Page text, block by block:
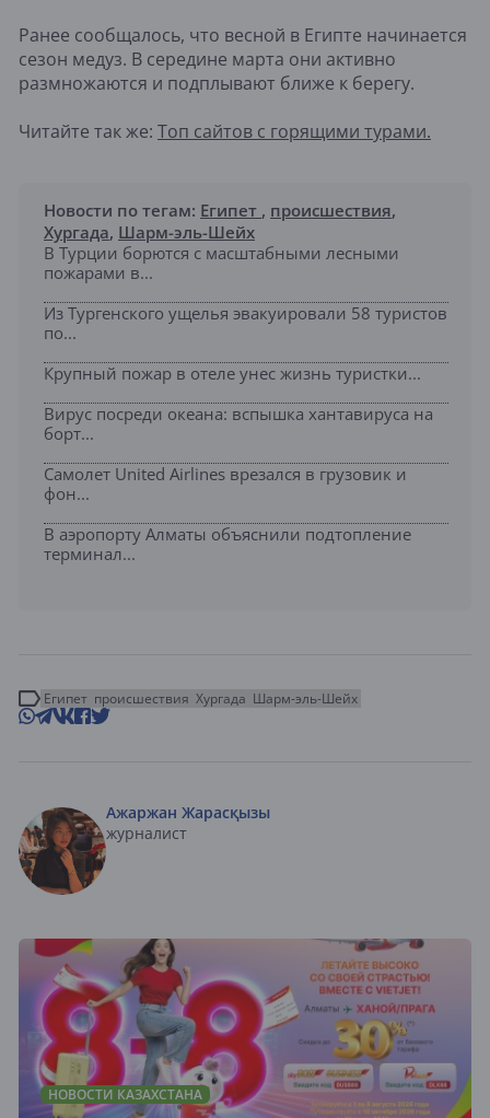
Ранее сообщалось, что весной в Египте начинается
сезон медуз. В середине марта они активно
размножаются и подплывают ближе к берегу.
Читайте так же: Топ сайтов с горящими турами.
Новости по тегам: Египет , происшествия,
Хургада, Шарм-эль-Шейх
В Турции борются с масштабными лесными
пожарами в...
Из Тургенского ущелья эвакуировали 58 туристов
по...
Крупный пожар в отеле унес жизнь туристки...
Вирус посреди океана: вспышка хантавируса на
борт...
Самолет United Airlines врезался в грузовик и
фон...
В аэропорту Алматы объяснили подтопление
терминал...
Египет происшествия Хургада Шарм-эль-Шейх
Ажаржан Жарасқызы
журналист
НОВОСТИ КАЗАХСТАНА